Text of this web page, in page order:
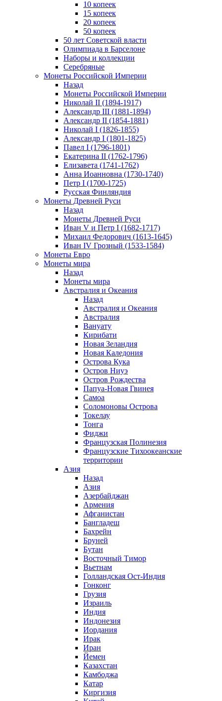
10 копеек
15 копеек
20 копеек
50 копеек
50 лет Советской власти
Олимпиада в Барселоне
Наборы и коллекции
Серебряные
Монеты Российской Империи
Назад
Монеты Российской Империи
Николай II (1894-1917)
Александр III (1881-1894)
Александр II (1854-1881)
Николай I (1826-1855)
Александр I (1801-1825)
Павел I (1796-1801)
Екатерина II (1762-1796)
Елизавета (1741-1762)
Анна Иоанновна (1730-1740)
Петр I (1700-1725)
Русская Финляндия
Монеты Древней Руси
Назад
Монеты Древней Руси
Иван V и Петр I (1682-1717)
Михаил Федорович (1613-1645)
Иван IV Грозный (1533-1584)
Монеты Евро
Монеты мира
Назад
Монеты мира
Австралия и Океания
Назад
Австралия и Океания
Австралия
Вануату
Кирибати
Новая Зеландия
Новая Каледония
Острова Кука
Остров Ниуэ
Остров Рождества
Папуа-Новая Гвинея
Самоа
Соломоновы Острова
Токелау
Тонга
Фиджи
Французская Полинезия
Французские Тихоокеанские
территории
Азия
Назад
Азия
Азербайджан
Армения
Афганистан
Бангладеш
Бахрейн
Бруней
Бутан
Восточный Тимор
Вьетнам
Голландская Ост-Индия
Гонконг
Грузия
Израиль
Индия
Индонезия
Иордания
Ирак
Иран
Йемен
Казахстан
Камбоджа
Катар
Киргизия